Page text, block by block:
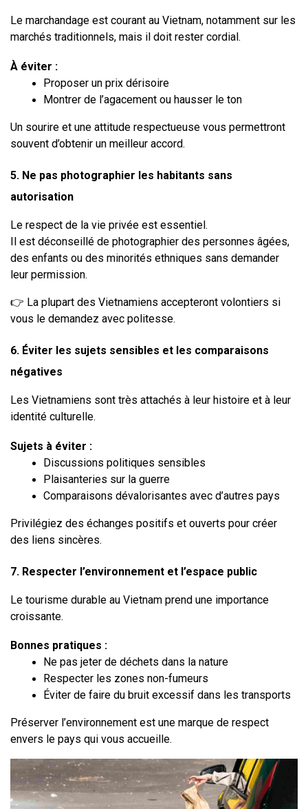
Le marchandage est courant au Vietnam, notamment sur les
marchés traditionnels, mais il doit rester cordial.
À éviter :
Proposer un prix dérisoire
Montrer de l’agacement ou hausser le ton
Un sourire et une attitude respectueuse vous permettront
souvent d’obtenir un meilleur accord.
5. Ne pas photographier les habitants sans
autorisation
Le respect de la vie privée est essentiel.
Il est déconseillé de photographier des personnes âgées,
des enfants ou des minorités ethniques sans demander
leur permission.
👉 La plupart des Vietnamiens accepteront volontiers si
vous le demandez avec politesse.
6. Éviter les sujets sensibles et les comparaisons
négatives
Les Vietnamiens sont très attachés à leur histoire et à leur
identité culturelle.
Sujets à éviter :
Discussions politiques sensibles
Plaisanteries sur la guerre
Comparaisons dévalorisantes avec d’autres pays
Privilégiez des échanges positifs et ouverts pour créer
des liens sincères.
7. Respecter l’environnement et l’espace public
Le tourisme durable au Vietnam prend une importance
croissante.
Bonnes pratiques :
Ne pas jeter de déchets dans la nature
Respecter les zones non-fumeurs
Éviter de faire du bruit excessif dans les transports
Préserver l’environnement est une marque de respect
envers le pays qui vous accueille.